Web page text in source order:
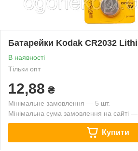
Батарейки Kodak CR2032
В наявності
Тільки опт
12,88 ₴
Мінімальне замовлення — 5 шт.
Мінімальна сума замовлення на сайті
Купити